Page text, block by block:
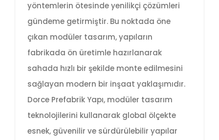
yöntemlerin ötesinde yenilikçi çözümleri
gündeme getirmiştir. Bu noktada öne
çıkan modüler tasarım, yapıların
fabrikada ön üretimle hazırlanarak
sahada hızlı bir şekilde monte edilmesini
sağlayan modern bir inşaat yaklaşımıdır.
Dorce Prefabrik Yapı, modüler tasarım
teknolojilerini kullanarak global ölçekte
esnek, güvenilir ve sürdürülebilir yapılar